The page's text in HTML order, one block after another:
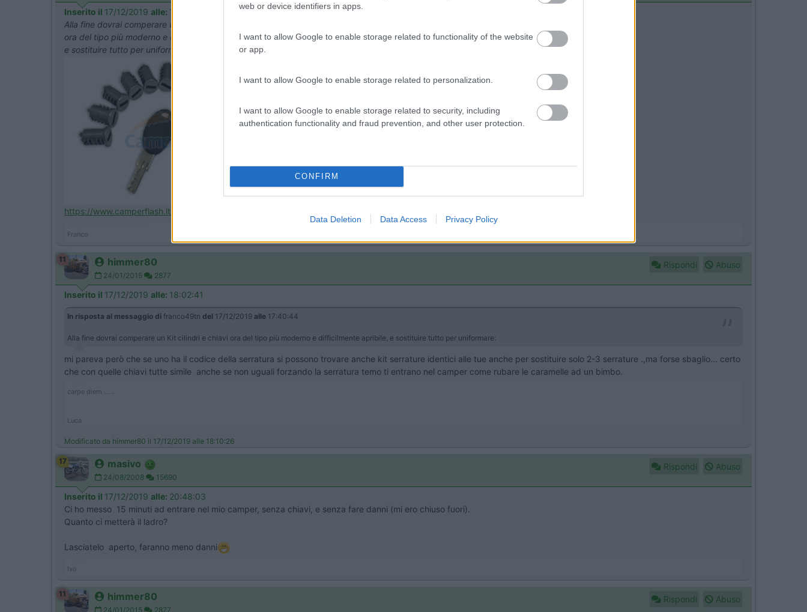
web or device identifiers in apps.
I want to allow Google to enable storage related to functionality of the website
or app.
I want to allow Google to enable storage related to personalization.
I want to allow Google to enable storage related to security, including
authentication functionality and fraud prevention, and other user protection.
CONFIRM
Data Deletion Data Access Privacy Policy
Inserito il 17/12/2019 alle: 17:40:44
Alla fine dovrai comperare un Kit cilindri e chiavi
ora del tipo più moderno e difficilmente apribile,
e sostituire tutto per uniformare:
https://www.camperflash.it/it/h...
Franco
11 himmer80
24/01/2015 2877
Rispondi Abuso
Inserito il 17/12/2019 alle: 18:02:41
In risposta al messaggio di franco49tn del 17/12/2019 alle 17:40:44
Alla fine dovrai comperare un Kit cilindri e chiavi ora del tipo più moderno e difficilmente apribile, e sostituire tutto per uniformare:
mi pareva però che se uno ha il codice della serratura si possono trovare anche kit serrature identici alle tue anche per sostituire solo 2-3 serrature .,ma forse sbaglio... certo
che con quelle chiavi tutte simile anche se non uguali forzando la serratura temo ti entrano nel camper come rubare le caramelle ad un bimbo.
carpe diem ......
Luca
Modificato da himmer80 il 17/12/2019 alle 18:10:26
17 masivo
24/08/2008 15690
Rispondi Abuso
Inserito il 17/12/2019 alle: 20:48:03
Ci ho messo 15 minuti ad entrare nel mio camper, senza chiavi, e senza fare danni (mi ero chiuso fuori).
Quanto ci metterà il ladro?
Lasciatelo aperto, faranno meno danni
Ivo
11 himmer80
24/01/2015 2877
Rispondi Abuso